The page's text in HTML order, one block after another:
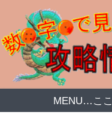
MENU…こ